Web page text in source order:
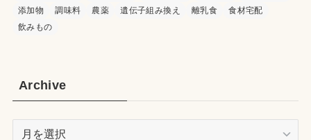
添加物
調味料 農薬 遺伝子組み換え 離乳食
食材宅配
飲みもの
Archive
Archive